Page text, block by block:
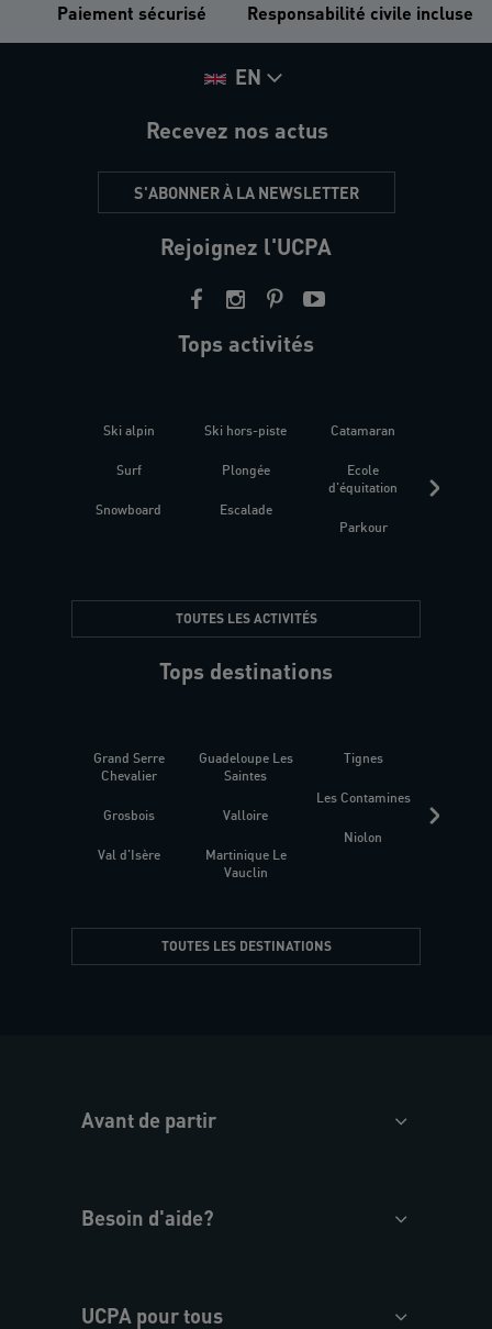
Paiement sécurisé Responsabilité civile incluse
EN
Recevez nos actus
S'ABONNER À LA NEWSLETTER
Rejoignez l'UCPA
Tops activités
Ski alpin
Surf
Snowboard
Ski hors-piste
Plongée
Escalade
Catamaran
Ecole
d'équitation
Parkour
TOUTES LES ACTIVITÉS
Tops destinations
Grand Serre
Chevalier
Grosbois
Val d'Isère
Guadeloupe Les
Saintes
Valloire
Martinique Le
Vauclin
Tignes
Les Contamines
Niolon
TOUTES LES DESTINATIONS
Avant de partir
Besoin d'aide?
UCPA pour tous